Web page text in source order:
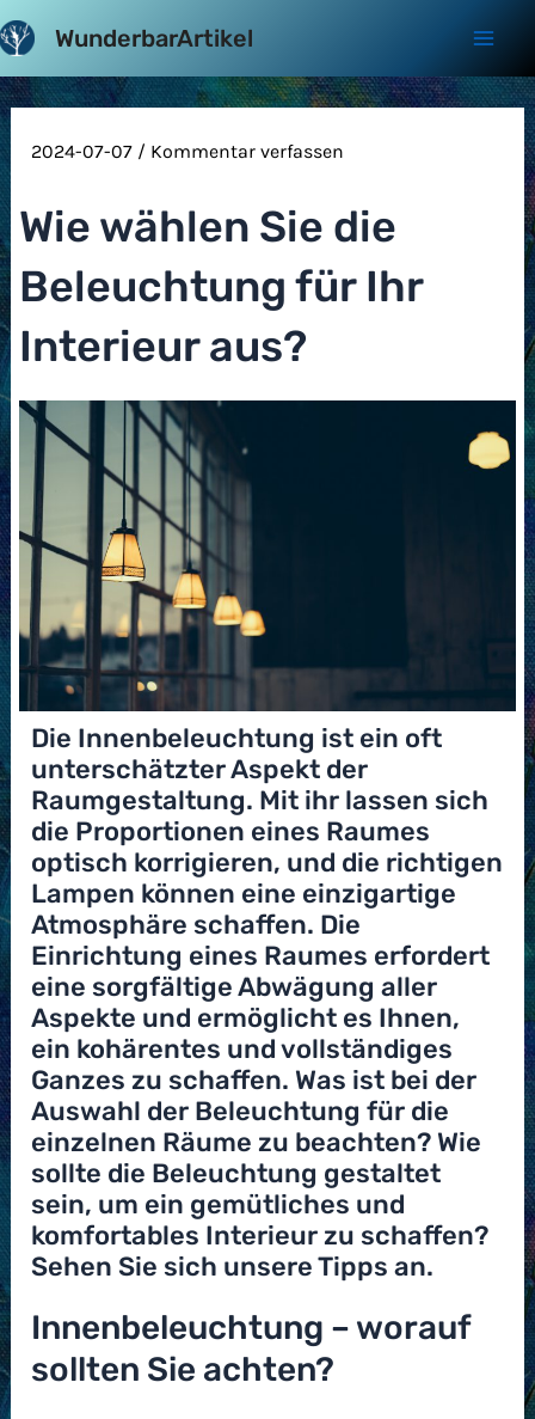
Zum
Inhalt
springen
WunderbarArtikel
2024-07-07 / Kommentar verfassen
Wie wählen Sie die
Beleuchtung für Ihr
Interieur aus?
Die Innenbeleuchtung ist ein oft
unterschätzter Aspekt der
Raumgestaltung. Mit ihr lassen sich
die Proportionen eines Raumes
optisch korrigieren, und die richtigen
Lampen können eine einzigartige
Atmosphäre schaffen. Die
Einrichtung eines Raumes erfordert
eine sorgfältige Abwägung aller
Aspekte und ermöglicht es Ihnen,
ein kohärentes und vollständiges
Ganzes zu schaffen. Was ist bei der
Auswahl der Beleuchtung für die
einzelnen Räume zu beachten? Wie
sollte die Beleuchtung gestaltet
sein, um ein gemütliches und
komfortables Interieur zu schaffen?
Sehen Sie sich unsere Tipps an.
Innenbeleuchtung – worauf
sollten Sie achten?